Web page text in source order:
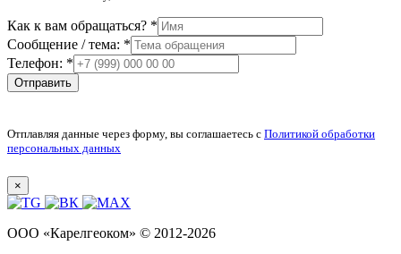
т
е
м
а
:
р
а
т
с
Как к вам обращаться? *
Сообщение / тема: *
Телефон: *
Отправить
Отплавляя данные через форму, вы соглашаетесь с Политикой обработки
персональных данных
×
ООО «Карелгеоком» © 2012-2026